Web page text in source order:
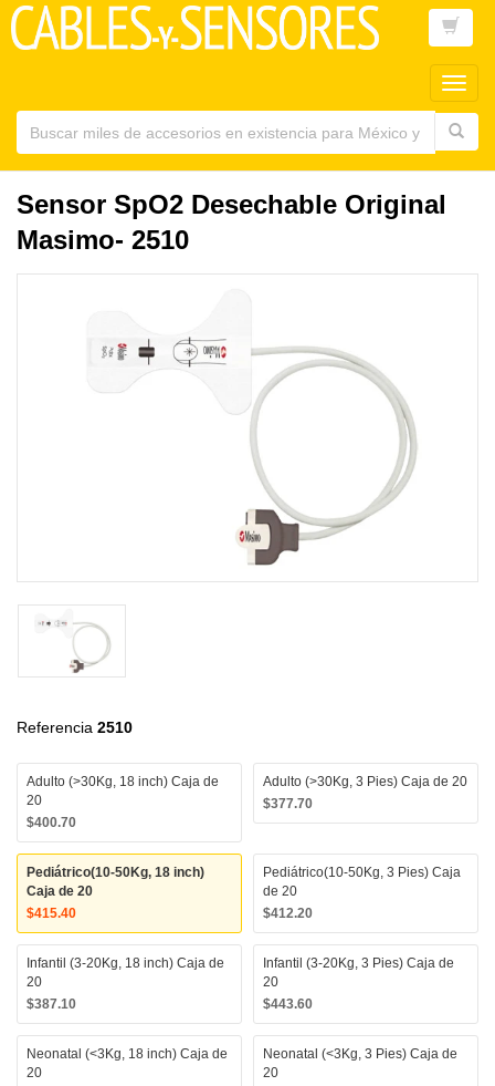
main
Sensor SpO2 Desechable Original
Masimo- 2510
Referencia 2510
Adulto (>30Kg, 18 inch) Caja de
20
$400.70
Adulto (>30Kg, 3 Pies) Caja de 20
$377.70
Pediátrico(10-50Kg, 18 inch)
Caja de 20
$415.40
Pediátrico(10-50Kg, 3 Pies) Caja
de 20
$412.20
Infantil (3-20Kg, 18 inch) Caja de
20
$387.10
Infantil (3-20Kg, 3 Pies) Caja de
20
$443.60
Neonatal (<3Kg, 18 inch) Caja de
20
Neonatal (<3Kg, 3 Pies) Caja de
20